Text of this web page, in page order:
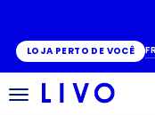
LOJA PERTO DE VOCÊ
Alternar